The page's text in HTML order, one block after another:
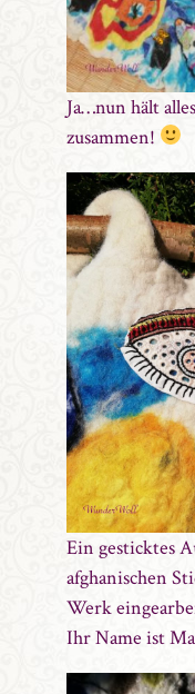
Ja…nun hält alles
zusammen!
Ein gesticktes
afghanischen
Werk
Ihr Name ist